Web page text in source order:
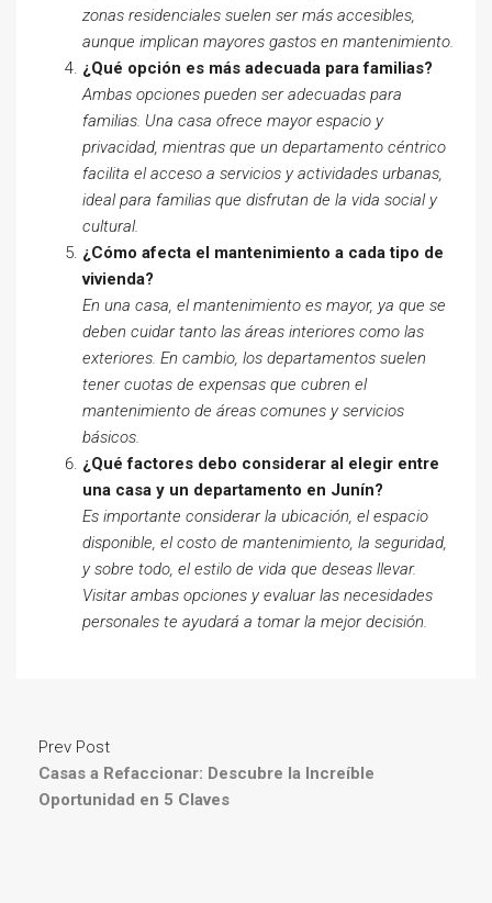
zonas residenciales suelen ser más accesibles,
aunque implican mayores gastos en mantenimiento.
¿Qué opción es más adecuada para familias?
Ambas opciones pueden ser adecuadas para
familias. Una casa ofrece mayor espacio y
privacidad, mientras que un departamento céntrico
facilita el acceso a servicios y actividades urbanas,
ideal para familias que disfrutan de la vida social y
cultural.
¿Cómo afecta el mantenimiento a cada tipo de
vivienda?
En una casa, el mantenimiento es mayor, ya que se
deben cuidar tanto las áreas interiores como las
exteriores. En cambio, los departamentos suelen
tener cuotas de expensas que cubren el
mantenimiento de áreas comunes y servicios
básicos.
¿Qué factores debo considerar al elegir entre
una casa y un departamento en Junín?
Es importante considerar la ubicación, el espacio
disponible, el costo de mantenimiento, la seguridad,
y sobre todo, el estilo de vida que deseas llevar.
Visitar ambas opciones y evaluar las necesidades
personales te ayudará a tomar la mejor decisión.
Prev Post
Casas a Refaccionar: Descubre la Increíble
Oportunidad en 5 Claves